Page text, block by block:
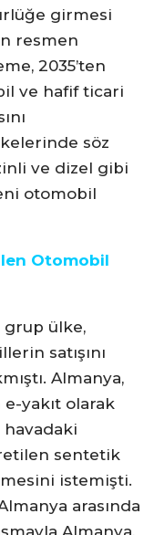
girmesi
resmen
2035’ten
ve hafif ticari
söz
ve dizel gibi
otomobil
Otomobil
grup ülke,
satışını
Almanya,
yakıt olarak
sentetik
istemişti.
arasında